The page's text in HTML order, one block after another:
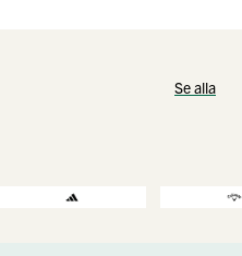
Se alla